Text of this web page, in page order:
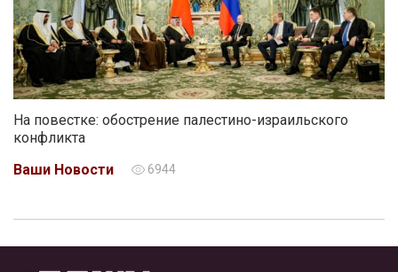
На повестке: обострение палестино-израильского
конфликта
Ваши Новости
6944